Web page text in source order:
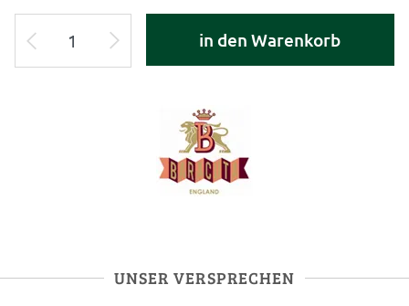
in den Warenkorb
UNSER VERSPRECHEN